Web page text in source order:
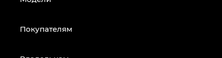
Покупателям